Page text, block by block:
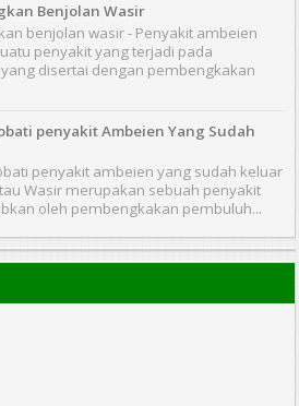
Benjolan Wasir
benjolan wasir - Penyakit ambeien
penyakit yang terjadi pada
disertai dengan pembengkakan
penyakit Ambeien Yang Sudah
penyakit ambeien yang sudah keluar
Wasir merupakan sebuah penyakit
oleh pembengkakan pembuluh...